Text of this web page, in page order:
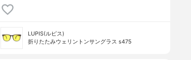
LUPIS(ルピス)
折りたたみウェリントンサングラス s475